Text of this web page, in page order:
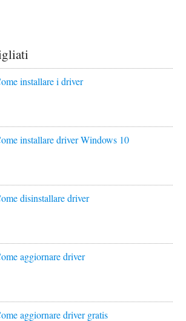
installare i driver
installare driver Windows 10
disinstallare driver
aggiornare driver
aggiornare driver gratis